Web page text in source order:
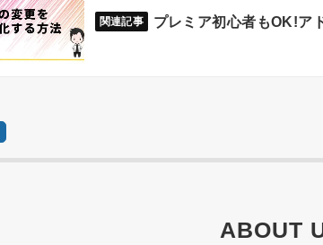
プレミア初心者もOK!ア
ABOUT